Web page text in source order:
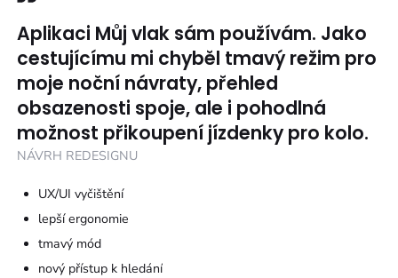
Aplikaci Můj vlak sám používám. Jako
cestujícímu mi chyběl tmavý režim pro
moje noční návraty, přehled
obsazenosti spoje, ale i pohodlná
možnost přikoupení jízdenky pro kolo.
NÁVRH REDESIGNU
UX/UI vyčištění
lepší ergonomie
tmavý mód
nový přístup k hledání